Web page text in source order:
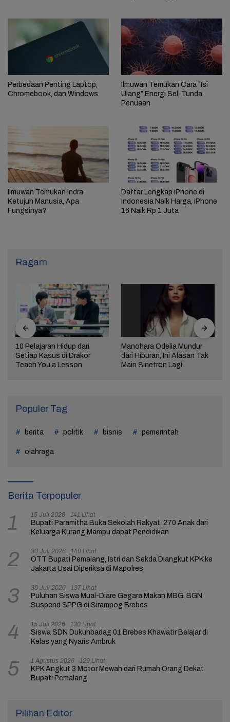
Perbedaan Penting Laptop,
Chromebook, dan Windows
Ilmuwan Temukan Cara “Isi
Ulang” Energi Sel, Tunda
Penuaan
Ilmuwan Temukan Indra
Ketujuh Manusia, Apa
Fungsinya?
Daftar Lengkap iPhone di
Indonesia Naik Harga, iPhone
16 Naik Rp 1 Juta
Ragam
10 Pelajaran Hidup dari
Setiap Kasus di Drakor
Teach You a Lesson
Manohara Odelia Mundur
dari Hiburan, Ini Alasan Tak
Main Sinetron Lagi
Populer Tag
berita politik bisnis pemerintah
olahraga
Berita Terpopuler
1 15 Juli 2026 141 Lihat
Bupati Paramitha Buka Sekolah Rakyat, 270 Anak dari
Keluarga Kurang Mampu dapat Pendidikan
2 30 Juli 2026 140 Lihat
OTT Bupati Pemalang, Istri dan Sekda Diangkut KPK ke
Jakarta Usai Diperiksa di Mapolres
3 30 Juli 2026 137 Lihat
Puluhan Siswa Mual-Diare Gegara Makan MBG, BGN
Suspend SPPG di Sirampog Brebes
4 15 Juli 2026 130 Lihat
Siswa SDN Dukuhbadag 01 Brebes Khawatir Belajar di
Kelas yang Nyaris Ambruk
5 1 Agustus 2026 129 Lihat
KPK Angkut 3 Motor Mewah dari Rumah Orang Dekat
Bupati Pemalang
Pilihan Editor